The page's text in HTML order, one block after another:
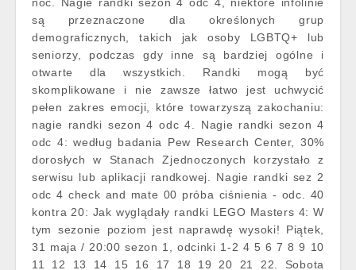
są przeznaczone dla określonych grup
demograficznych, takich jak osoby LGBTQ+ lub
seniorzy, podczas gdy inne są bardziej ogólne i
otwarte dla wszystkich. Randki mogą być
skomplikowane i nie zawsze łatwo jest uchwycić
pełen zakres emocji, które towarzyszą zakochaniu:
nagie randki sezon 4 odc 4. Nagie randki sezon 4
odc 4: według badania Pew Research Center, 30%
dorosłych w Stanach Zjednoczonych korzystało z
serwisu lub aplikacji randkowej. Nagie randki sez 2
odc 4 check and mate 00 próba ciśnienia - odc. 40
kontra 20: Jak wyglądały randki LEGO Masters 4: W
tym sezonie poziom jest naprawdę wysoki! Piątek,
31 maja / 20:00 sezon 1, odcinki 1-2 4 5 6 7 8 9 10
11 12 13 14 15 16 17 18 19 20 21 22. Sobota